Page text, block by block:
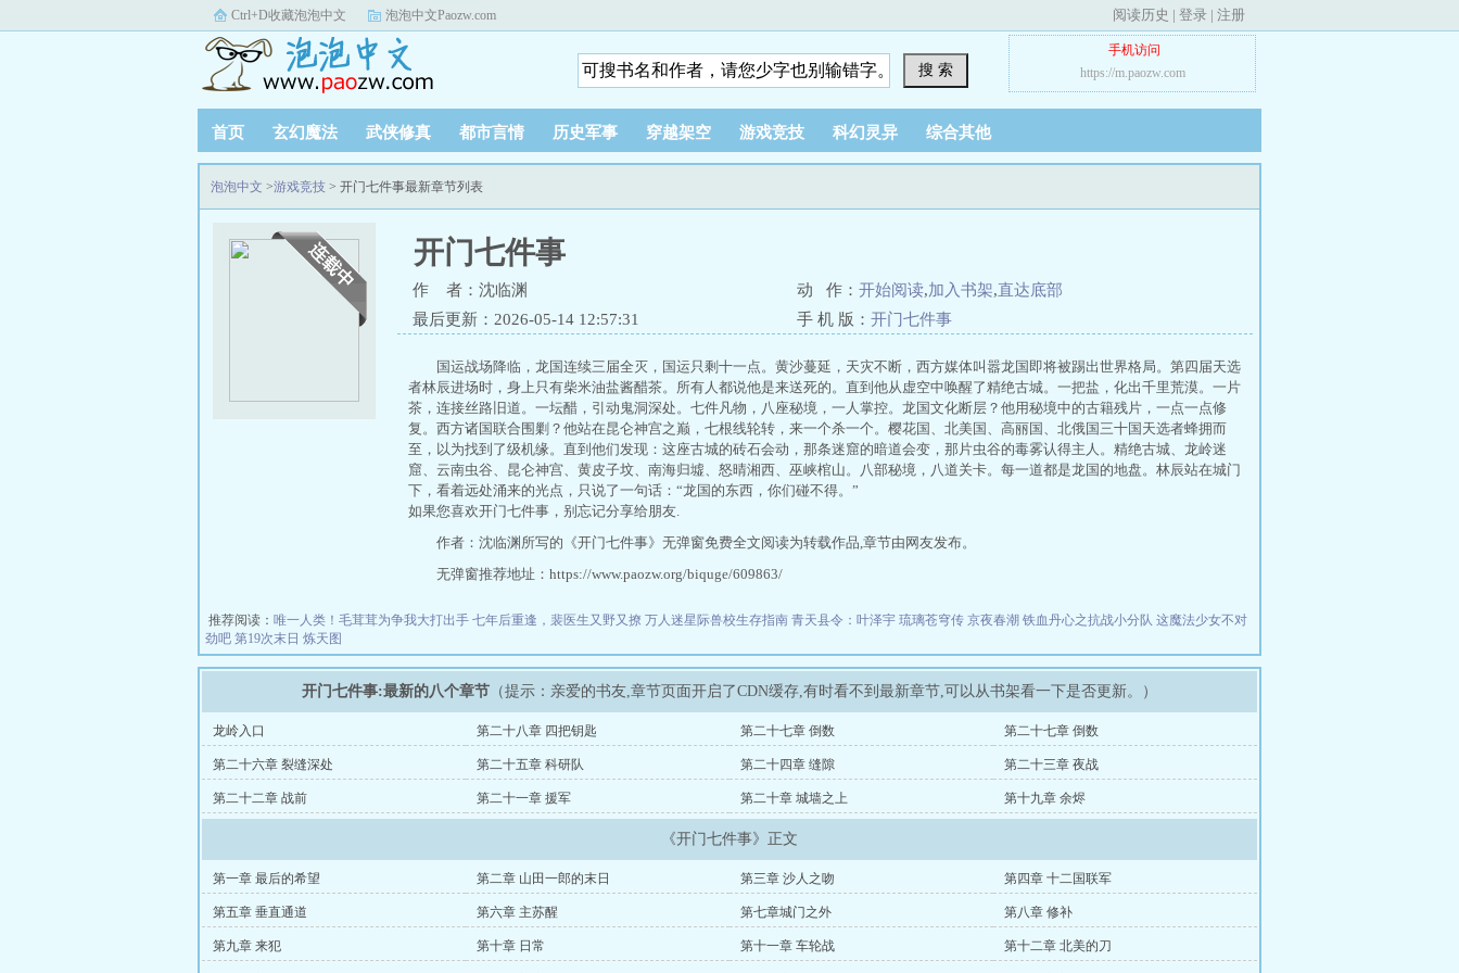
Ctrl+D收藏泡泡中文 泡泡中文Paozw.com 阅读历史 | 登录 | 注册
搜 索
手机访问
https://m.paozw.com
首页 玄幻魔法 武侠修真 都市言情 历史军事 穿越架空 游戏竞技 科幻灵异 综合其他
泡泡中文 >游戏竞技 > 开门七件事最新章节列表
开门七件事
作 者：沈临渊 动 作： 开始阅读,加入书架,直达底部
最后更新：2026-05-14 12:57:31
手 机 版： 开门七件事
国运战场降临，龙国连续三届全灭，国运只剩十一点。黄沙蔓延，天灾不断，西方媒体叫嚣龙国即将被踢出世界格局。第四届天选
者林辰进场时，身上只有柴米油盐酱醋茶。所有人都说他是来送死的。直到他从虚空中唤醒了精绝古城。一把盐，化出千里荒漠。一片
茶，连接丝路旧道。一坛醋，引动鬼洞深处。七件凡物，八座秘境，一人掌控。龙国文化断层？他用秘境中的古籍残片，一点一点修
复。西方诸国联合围剿？他站在昆仑神宫之巅，七根线轮转，来一个杀一个。樱花国、北美国、高丽国、北俄国三十国天选者蜂拥而
至，以为找到了级机缘。直到他们发现：这座古城的砖石会动，那条迷窟的暗道会变，那片虫谷的毒雾认得主人。精绝古城、龙岭迷
窟、云南虫谷、昆仑神宫、黄皮子坟、南海归墟、怒晴湘西、巫峡棺山。八部秘境，八道关卡。每一道都是龙国的地盘。林辰站在城门
下，看着远处涌来的光点，只说了一句话：“龙国的东西，你们碰不得。”
如果您喜欢开门七件事，别忘记分享给朋友.
作者：沈临渊所写的《开门七件事》无弹窗免费全文阅读为转载作品,章节由网友发布。
无弹窗推荐地址：https://www.paozw.org/biquge/609863/
推荐阅读： 唯一人类！毛茸茸为争我大打出手 七年后重逢，裴医生又野又撩 万人迷星际兽校生存指南 青天县令：叶泽宇 琉璃苍穹传 京夜春潮 铁血丹心之抗战小分队 这魔法少女不对
劲吧 第19次末日 炼天图
开门七件事:最新的八个章节 （提示：亲爱的书友,章节页面开启了CDN缓存,有时看不到最新章节,可以从书架看一下是否更新。）
龙岭入口 第二十八章 四把钥匙 第二十七章 倒数 第二十七章 倒数
第二十六章 裂缝深处 第二十五章 科研队 第二十四章 缝隙 第二十三章 夜战
第二十二章 战前 第二十一章 援军 第二十章 城墙之上 第十九章 余烬
《开门七件事》正文
第一章 最后的希望 第二章 山田一郎的末日 第三章 沙人之吻 第四章 十二国联军
第五章 垂直通道 第六章 主苏醒 第七章城门之外 第八章 修补
第九章 来犯 第十章 日常 第十一章 车轮战 第十二章 北美的刀